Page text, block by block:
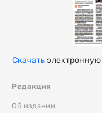
Редакция
Об издании
Скачатьэлектронную